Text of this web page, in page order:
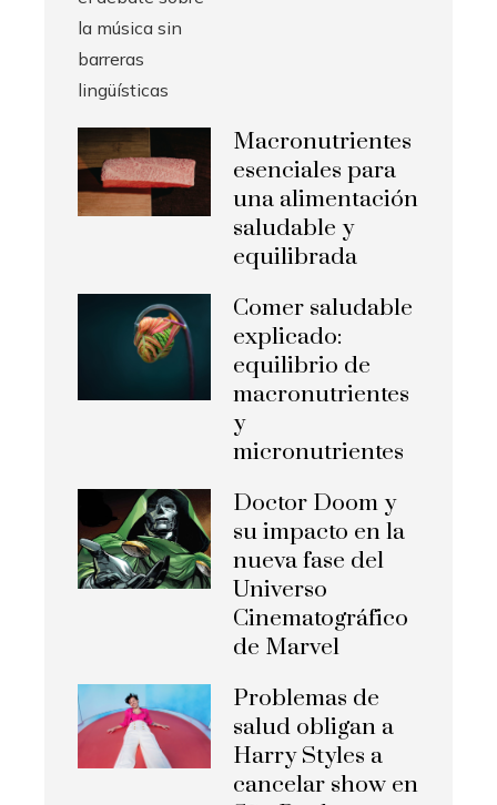
Macronutrientes
esenciales para
una alimentación
saludable y
equilibrada
Comer saludable
explicado:
equilibrio de
macronutrientes
y
micronutrientes
Doctor Doom y
su impacto en la
nueva fase del
Universo
Cinematográfico
de Marvel
Problemas de
salud obligan a
Harry Styles a
cancelar show en